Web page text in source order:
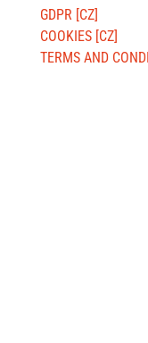
GDPR [CZ]
COOKIES [CZ]
TERMS AND